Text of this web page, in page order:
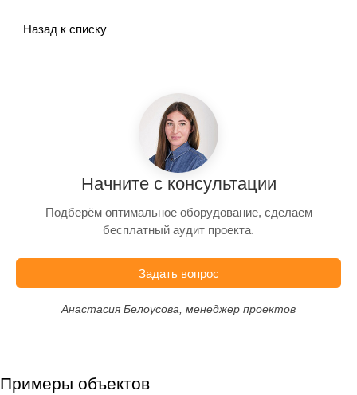
Назад к списку
Начните с консультации
Подберём оптимальное оборудование, сделаем
бесплатный аудит проекта.
Задать вопрос
Анастасия Белоусова, менеджер проектов
Примеры объектов